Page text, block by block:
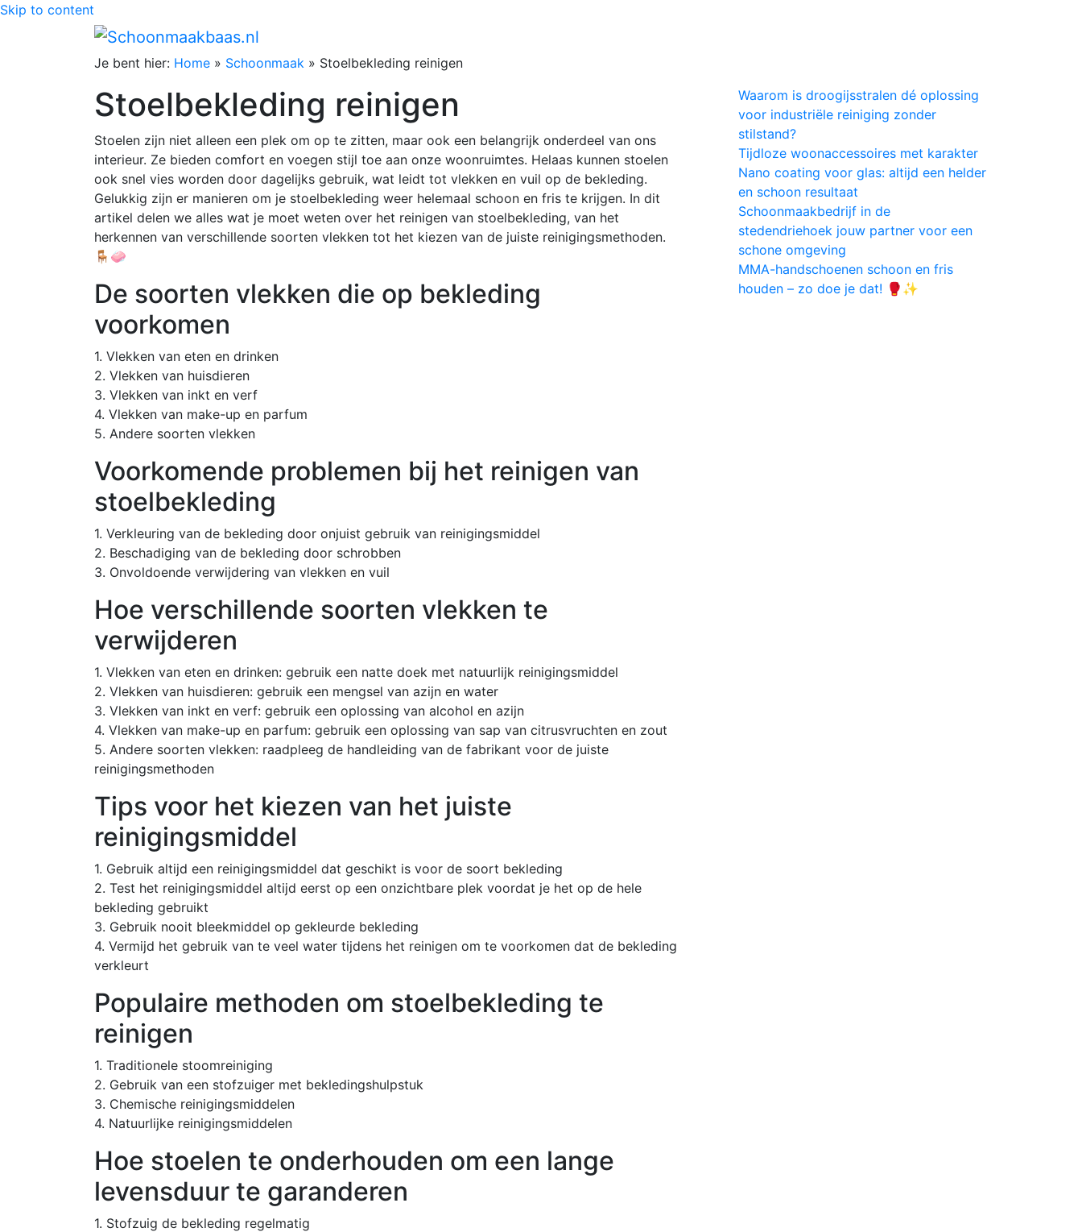
Skip to content
Je bent hier: Home » Schoonmaak » Stoelbekleding reinigen
Stoelbekleding reinigen
Stoelen zijn niet alleen een plek om op te zitten, maar ook een belangrijk onderdeel van ons
interieur. Ze bieden comfort en voegen stijl toe aan onze woonruimtes. Helaas kunnen stoelen
ook snel vies worden door dagelijks gebruik, wat leidt tot vlekken en vuil op de bekleding.
Gelukkig zijn er manieren om je stoelbekleding weer helemaal schoon en fris te krijgen. In dit
artikel delen we alles wat je moet weten over het reinigen van stoelbekleding, van het
herkennen van verschillende soorten vlekken tot het kiezen van de juiste reinigingsmethoden.
🪑🧼
De soorten vlekken die op bekleding
voorkomen
1. Vlekken van eten en drinken
2. Vlekken van huisdieren
3. Vlekken van inkt en verf
4. Vlekken van make-up en parfum
5. Andere soorten vlekken
Voorkomende problemen bij het reinigen van
stoelbekleding
1. Verkleuring van de bekleding door onjuist gebruik van reinigingsmiddel
2. Beschadiging van de bekleding door schrobben
3. Onvoldoende verwijdering van vlekken en vuil
Hoe verschillende soorten vlekken te
verwijderen
1. Vlekken van eten en drinken: gebruik een natte doek met natuurlijk reinigingsmiddel
2. Vlekken van huisdieren: gebruik een mengsel van azijn en water
3. Vlekken van inkt en verf: gebruik een oplossing van alcohol en azijn
4. Vlekken van make-up en parfum: gebruik een oplossing van sap van citrusvruchten en zout
5. Andere soorten vlekken: raadpleeg de handleiding van de fabrikant voor de juiste
reinigingsmethoden
Tips voor het kiezen van het juiste
reinigingsmiddel
1. Gebruik altijd een reinigingsmiddel dat geschikt is voor de soort bekleding
2. Test het reinigingsmiddel altijd eerst op een onzichtbare plek voordat je het op de hele
bekleding gebruikt
3. Gebruik nooit bleekmiddel op gekleurde bekleding
4. Vermijd het gebruik van te veel water tijdens het reinigen om te voorkomen dat de bekleding
verkleurt
Populaire methoden om stoelbekleding te
reinigen
1. Traditionele stoomreiniging
2. Gebruik van een stofzuiger met bekledingshulpstuk
3. Chemische reinigingsmiddelen
4. Natuurlijke reinigingsmiddelen
Hoe stoelen te onderhouden om een ​​lange
levensduur te garanderen
1. Stofzuig de bekleding regelmatig
Waarom is droogijsstralen dé oplossing
voor industriële reiniging zonder
stilstand?
Tijdloze woonaccessoires met karakter
Nano coating voor glas: altijd een helder
en schoon resultaat
Schoonmaakbedrijf in de
stedendriehoek jouw partner voor een
schone omgeving
MMA-handschoenen schoon en fris
houden – zo doe je dat! 🥊✨